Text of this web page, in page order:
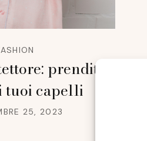
prenditi
tuoi capelli
25, 2023